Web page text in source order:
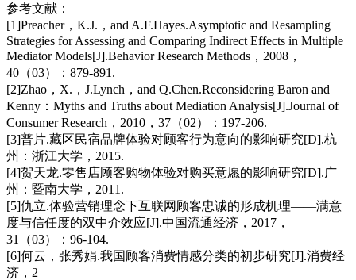
参考文献：
[1]Preacher，K.J.，and A.F.Hayes.Asymptotic and Resampling
Strategies for Assessing and Comparing Indirect Effects in Multiple
Mediator Models[J].Behavior Research Methods，2008，
40（03）：879-891.
[2]Zhao，X.，J.Lynch，and Q.Chen.Reconsidering Baron and
Kenny：Myths and Truths about Mediation Analysis[J].Journal of
Consumer Research，2010，37（02）：197-206.
[3]普片.藏区民宿品牌体验对顾客行为意向的影响研究[D].杭
州：浙江大学，2015.
[4]贺天龙.零售店顾客购物体验对购买意愿的影响研究[D].广
州：暨南大学，2011.
[5]仇立.体验营销理念下互联网顾客忠诚的形成机理——满意
度与信任度的双中介效应[J].中国流通经济，2017，
31（03）：96-104.
[6]何云，张秀娟.我国顾客消费情感分类的初步研究[J].消费经
济，2